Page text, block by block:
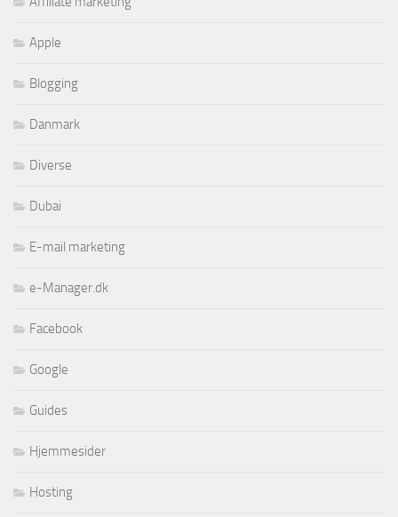
Apple
Blogging
Danmark
Diverse
Dubai
E-mail marketing
e-Manager.dk
Facebook
Google
Guides
Hjemmesider
Hosting